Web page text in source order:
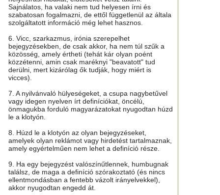
Sajnálatos, ha valaki nem tud helyesen írni és
szabatosan fogalmazni, de ettől függetlenül az általa
szolgáltatott információ még lehet hasznos.
6. Vicc, szarkazmus, irónia szerepelhet
bejegyzésekben, de csak akkor, ha nem túl szűk a
közösség, amely értheti (tehát kár olyan poént
közzétenni, amin csak maréknyi "beavatott" tud
derülni, mert kizárólag ők tudják, hogy miért is
vicces).
7. A nyilvánvaló hülyeségeket, a csupa nagybetűvel
vagy idegen nyelven írt definíciókat, öncélú,
önmagukba forduló magyarázatokat nyugodtan húzd
le a klotyón.
8. Húzd le a klotyón az olyan bejegyzéseket,
amelyek olyan reklámot vagy hirdetést tartalmaznak,
amely egyértelműen nem lehet a definíció része.
9. Ha egy bejegyzést valószínűtlennek, humbugnak
találsz, de maga a definíció szórakoztató (és nincs
ellentmondásban a fentebb vázolt irányelvekkel),
akkor nyugodtan engedd át.